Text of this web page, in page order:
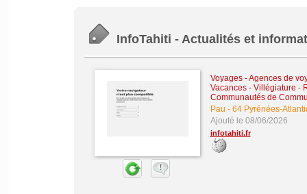
InfoTahiti - Actualités et
Voyages - Agences de
Vacances - Villégiature -
Communautés de
Pau - 64 Pyrénées-
Ajouté le 08/06/2026
infotahiti.fr